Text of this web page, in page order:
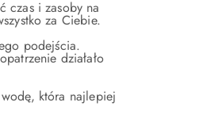
czas i zasoby na
za Ciebie.
podejścia.
działało
która najlepiej